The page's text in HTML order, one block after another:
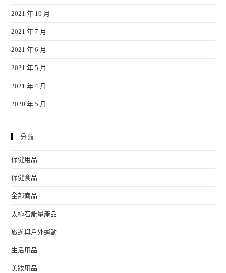
2021 年 10 月
2021 年 7 月
2021 年 6 月
2021 年 5 月
2021 年 4 月
2020 年 5 月
分類
保健用品
保健食品
全部商品
太極石能量產品
旅遊與戶外運動
生活用品
美妝用品